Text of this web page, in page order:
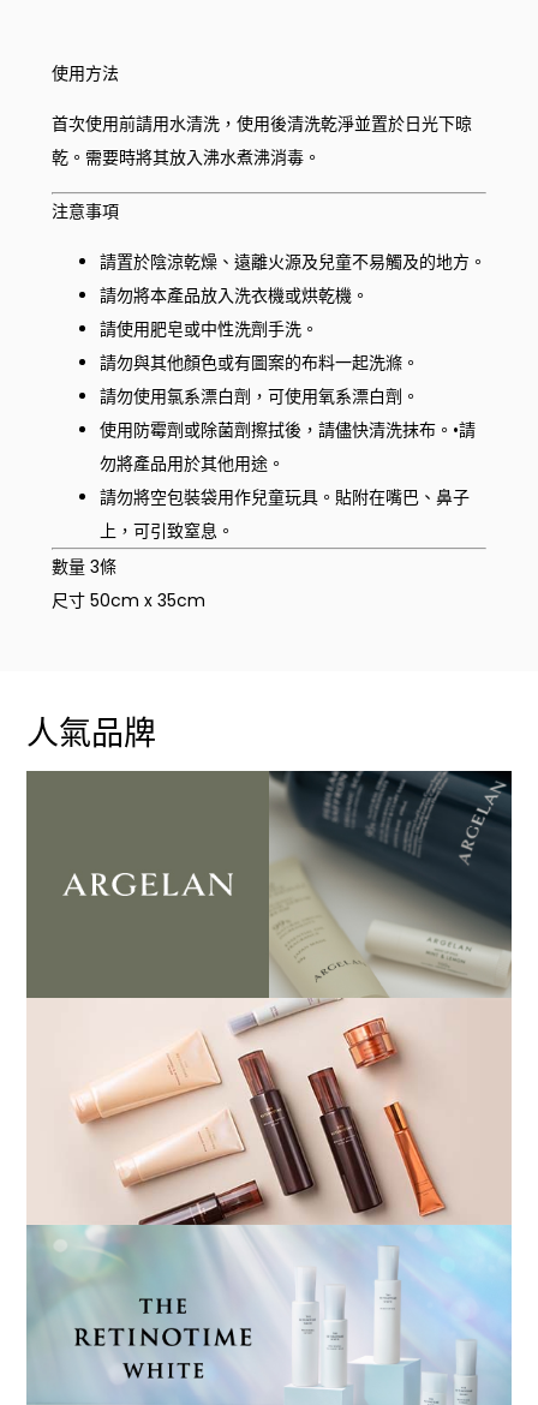
使用方法
首次使用前請用水清洗，使用後清洗乾淨並置於日光下晾
乾。需要時將其放入沸水煮沸消毒。
注意事項
請置於陰涼乾燥、遠離火源及兒童不易觸及的地方。
請勿將本產品放入洗衣機或烘乾機。
請使用肥皂或中性洗劑手洗。
請勿與其他顏色或有圖案的布料一起洗滌。
請勿使用氯系漂白劑，可使用氧系漂白劑。
使用防霉劑或除菌劑擦拭後，請儘快清洗抹布。•請
勿將產品用於其他用途。
請勿將空包裝袋用作兒童玩具。貼附在嘴巴、鼻子
上，可引致窒息。
數量 3條
尺寸 50cm x 35cm
人氣品牌